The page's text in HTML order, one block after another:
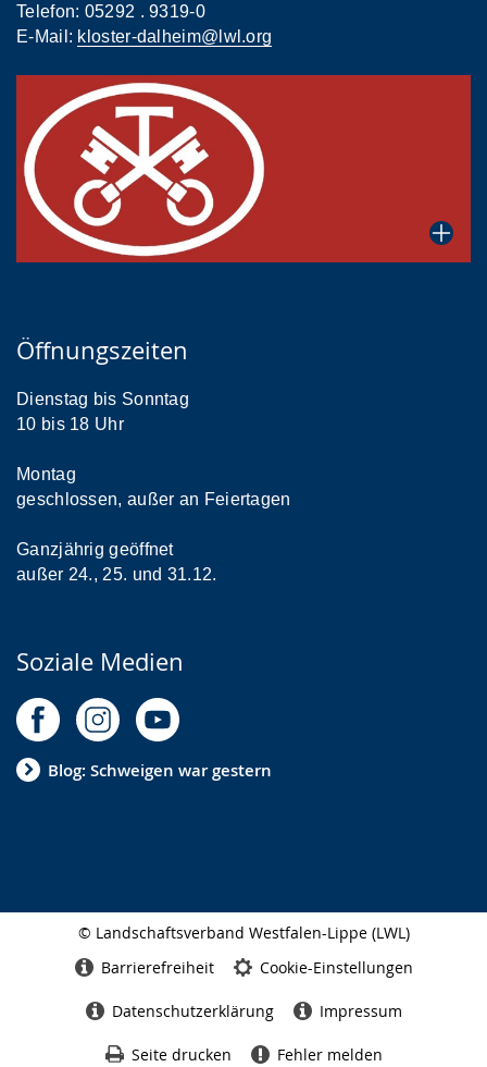
Telefon: 05292 . 9319-0
E-Mail: kloster-dalheim@lwl.org
Öffnungszeiten
Dienstag bis Sonntag
10 bis 18 Uhr
Montag
geschlossen, außer an Feiertagen
Ganzjährig geöffnet
außer 24., 25. und 31.12.
Soziale Medien
Blog: Schweigen war gestern
© Landschaftsverband Westfalen-Lippe (LWL)
Barrierefreiheit Cookie-Einstellungen
Datenschutzerklärung Impressum
Seite drucken Fehler melden